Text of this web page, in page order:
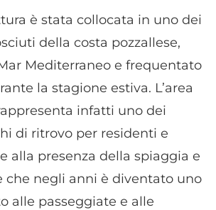
è stata collocata in uno dei
della costa pozzallese,
Mediterraneo e frequentato
la stagione estiva. L’area
infatti uno dei
di ritrovo per residenti e
alla presenza della spiaggia e
che negli anni è diventato uno
alle passeggiate e alle